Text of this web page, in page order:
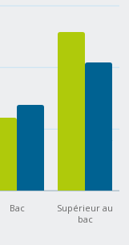
Bac
Supérieur au
bac